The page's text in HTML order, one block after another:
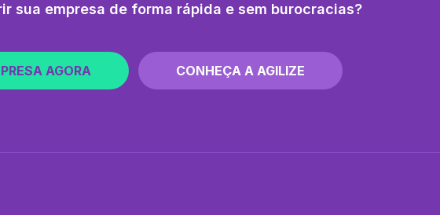
sua empresa de forma rápida e sem burocracias?
AGORA CONHEÇA A AGILIZE